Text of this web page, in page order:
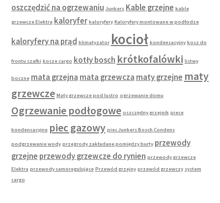
oszczędzić na ogrzewaniu Junkers Kable grzejne kable
grzewcze Elektra kaloryfer kaloryfery Kaloryfery montowane w podłodze
kaloryfery na prąd klimatyzator kocioł kondensacyjny kosz do
frontu szafki kosze cargo kotły bosch krótkofalówki listwy
boczne mata grzejna mata grzewcza maty grzejne maty
grzewcze Maty grzewcze pod lustro ogrzewanie domu
Ogrzewanie podłogowe oszczędny grzejnik piece
kondensacyjne piec gazowy piec Junkers Bosch Condens
podgrzewanie wody przegrody zakładane pomiędzy burty przewody
grzejne przewody grzewcze do rynien przewody grzewcze
Elektra przewody samoregulujące Przewód grzejny przewód grzewczy system
cargo